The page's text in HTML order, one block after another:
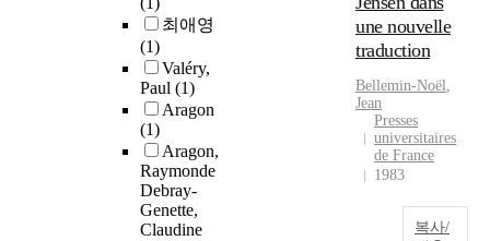
최애영
(1)
Valéry,
Paul (1)
Aragon
(1)
Aragon,
Raymonde
Debray-
Genette,
Claudine
une nouvelle
traduction
Bellemin-Noël,
Jean
Presses
universitaires
de France
1983
복사/